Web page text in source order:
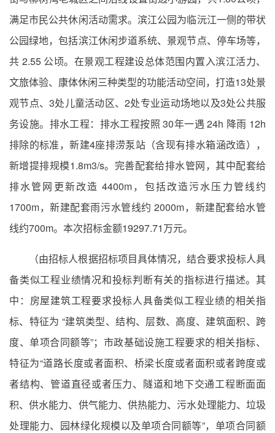
满足市民公共休闲活动需求。滨江公园为临沅江一侧的带状
公园绿地，包括滨江休闲步道系统、景观节点、停车场等，
共 2.55 公顷。在景观工程建设总体范围内置入滨江活力、
文旅体验、康体休闲三种类型的功能活动空间，打造13处景
观节点、3处儿童活动区、2处专业运动场地以及3处公共服
务设施。排水工程：排水工程按照 30年一遇 24h 降雨 12h
排除的标准，新建4座排涝泵站（含现有排水箱涵改造），
新增提排规模1.8m3/s。完善配套给排水管网，其中配套给
排水管网更新改造 4400m，包括改造污水压力管线约
1700m，新建配套雨污水管线约 2000m，新建配套给水管
线约700m。本次招标金额19297.71万元。
（由招标人根据招标项目具体情况，结合要求投标人具
备类似工程业绩情况和投标判断有关的指标进行描述。其
中：房屋建筑工程要求投标人具备类似工程业绩的相关指
标、特征为 “建筑类型、结构、层数、高度、建筑面积、跨
度、单项合同额等”；市政基础设施工程要求的相关指标、
特征为“道路长度或者面积、桥梁长度或者面积或者跨度或
者结构、管道直径或者压力、隧道和地下交通工程断面面
积、供水能力、供气能力、供热能力、污水处理能力、垃圾
处理能力、园林绿化规模以及单项合同额等”，单项合同额